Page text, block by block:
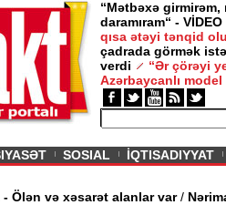
“Mətbəxə girmirəm,
daramıram“ - VİDEO
qısa ətəyi tənqid
çadrada görmək
verdi
“Ər çörəyi
Azərbaycanlı model
SOSIAL İQTISADIYYAT
dava - Ölən və xəsarət alanlar var